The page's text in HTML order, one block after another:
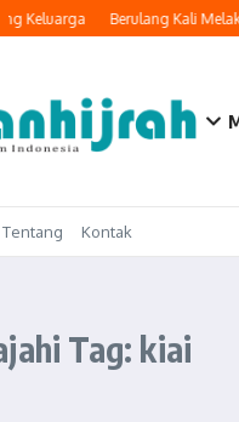
Keluarga Berulang Kali
Tentang Kontak
Tag: kiai